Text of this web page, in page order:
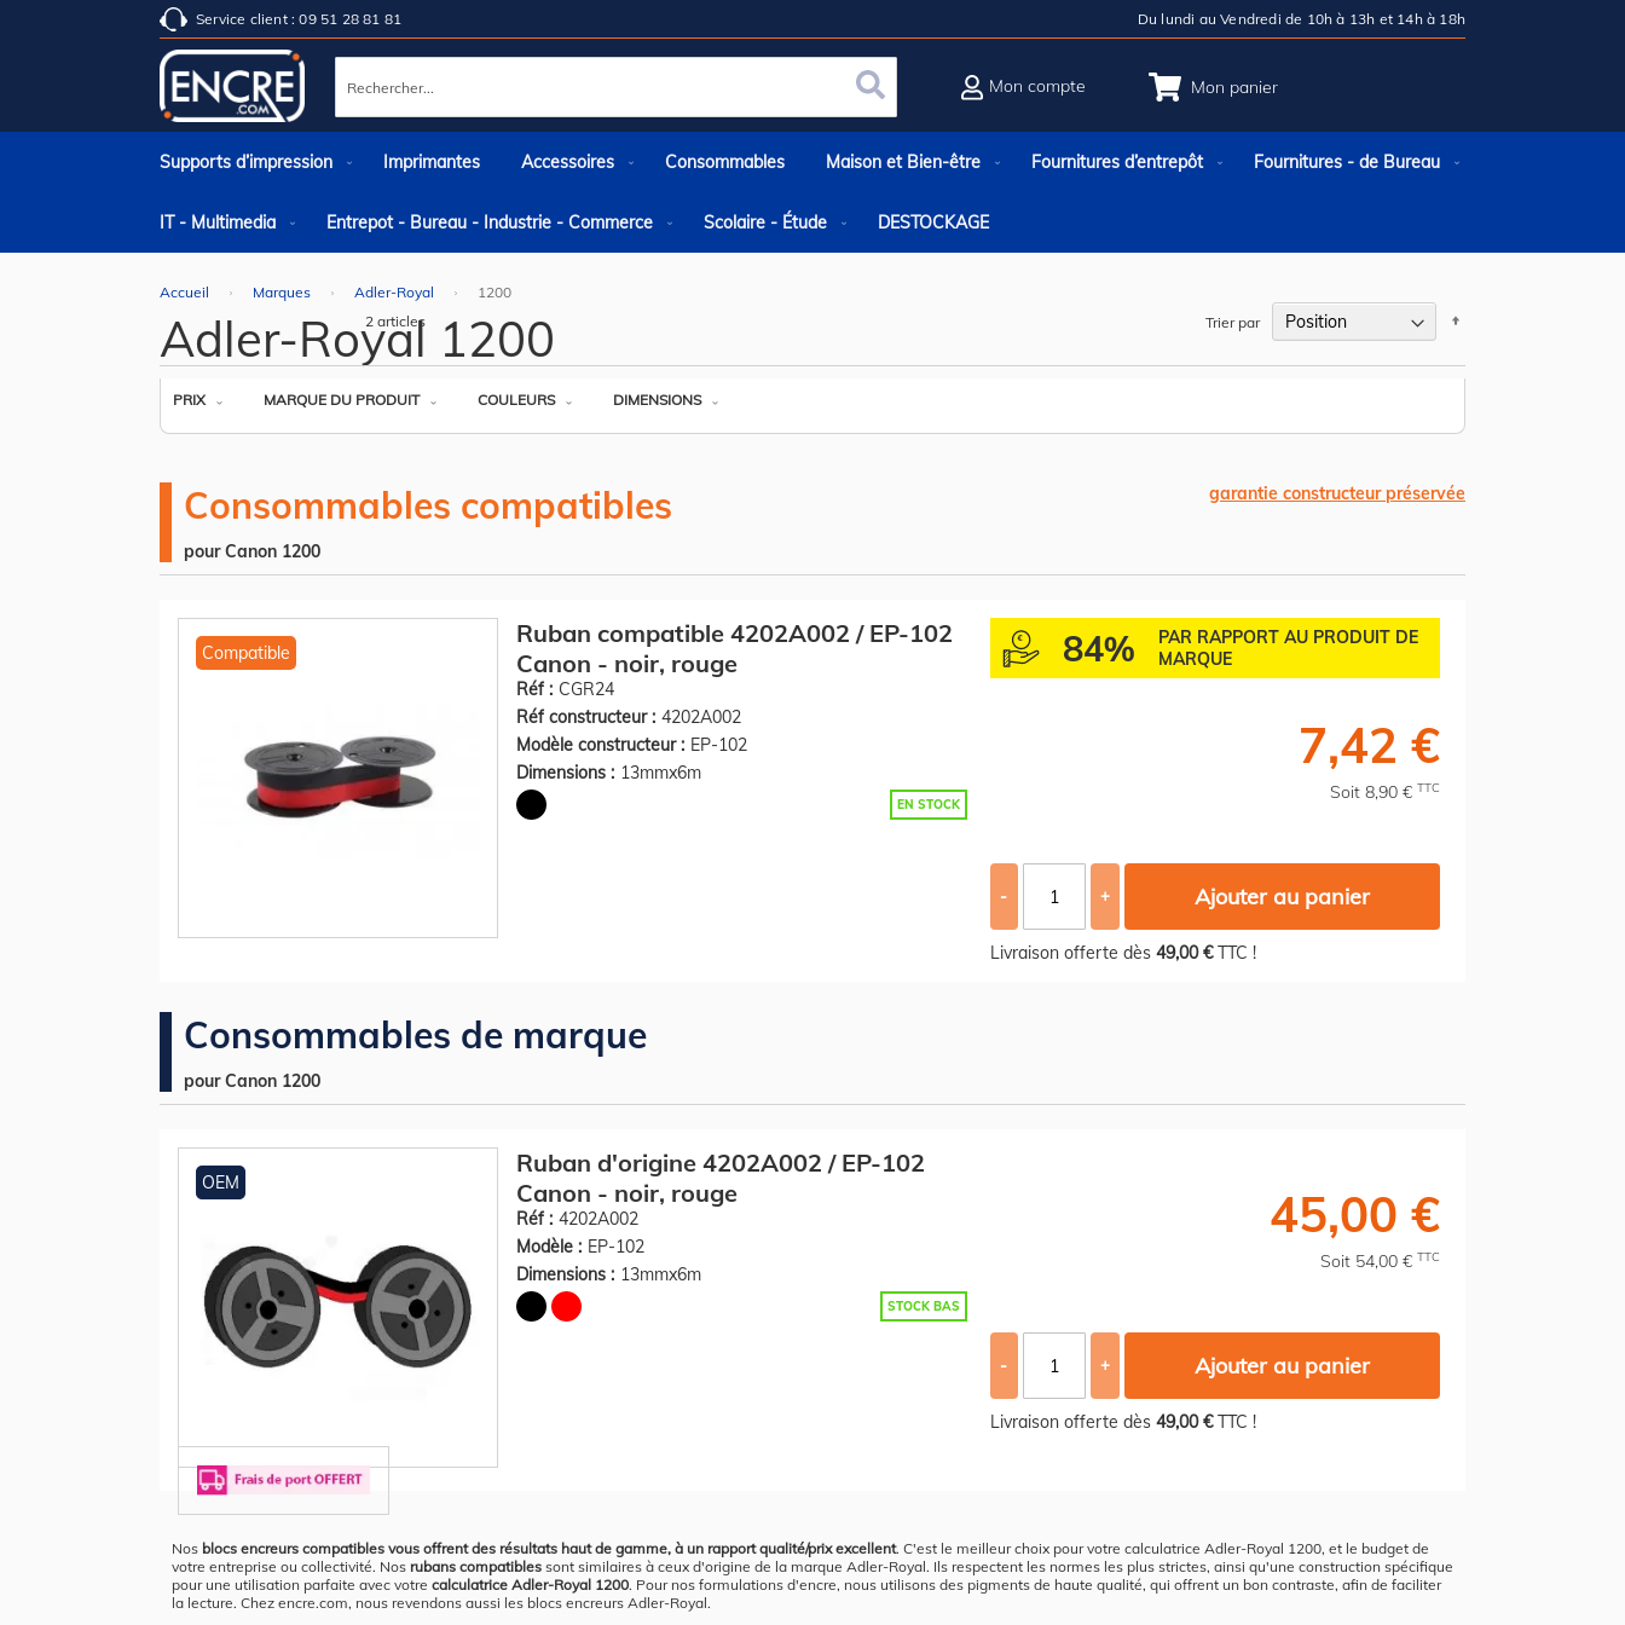
Service client : 09 51 28 81 81 Du lundi au Vendredi de 10h à 13h et 14h à 18h
Mon panier
Rechercher Rechercher
Mon compte
Supports d’impression Imprimantes Accessoires Consommables Maison et Bien-être Fournitures d’entrepôt Fournitures - de Bureau
IT - Multimedia Entrepot - Bureau - Industrie - Commerce Scolaire - Étude DESTOCKAGE
Accueil Marques Adler-Royal 1200
Adler-Royal 1200
PRIX MARQUE DU PRODUIT COULEURS DIMENSIONS
2 articles Trier par
Consommables compatibles garantie constructeur préservée
pour Canon 1200
Compatible
Ruban compatible 4202A002 / EP-102
Canon - noir, rouge
Réf : CGR24
Réf constructeur : 4202A002
Modèle constructeur : EP-102
Dimensions : 13mmx6m
EN STOCK
84%
PAR RAPPORT AU PRODUIT DE
MARQUE
7,42 €
Soit 8,90 € TTC
- + Ajouter au panier
Livraison offerte dès 49,00 €TTC !
Consommables de marque
pour Canon 1200
OEM
Ruban d'origine 4202A002 / EP-102
Canon - noir, rouge
Réf : 4202A002
Modèle : EP-102
Dimensions : 13mmx6m
STOCK BAS
45,00 €
Soit 54,00 € TTC
- + Ajouter au panier
Livraison offerte dès 49,00 €TTC !
Nos blocs encreurs compatibles vous offrent des résultats haut de gamme, à un rapport qualité/prix excellent. C'est le meilleur choix pour votre calculatrice Adler-Royal 1200, et le budget de
votre entreprise ou collectivité. Nos rubans compatibles sont similaires à ceux d'origine de la marque Adler-Royal. Ils respectent les normes les plus strictes, ainsi qu'une construction spécifique
pour une utilisation parfaite avec votre calculatrice Adler-Royal 1200. Pour nos formulations d'encre, nous utilisons des pigments de haute qualité, qui offrent un bon contraste, afin de faciliter
la lecture. Chez encre.com, nous revendons aussi les blocs encreurs Adler-Royal.